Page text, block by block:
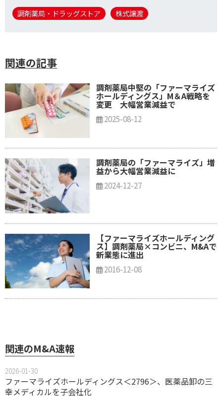
調剤薬局・ドラッグストア 株式譲渡
関連の記事
調剤薬局中堅の「ファーマライズ
ホールディングス」M＆A戦略を
変更 大幅営業減益で
2025-08-12
調剤薬局の「ファーマライズ」増
益から大幅営業減益に
2024-12-27
​【ファーマライズホールディング
ス】調剤薬局×コンビニ、M&Aで
新業態に進出
2016-12-08
関連のM&A速報
2026-01-30
ファーマライズホールディングス＜2796＞、医薬品卸の三
幸メディカルを子会社化